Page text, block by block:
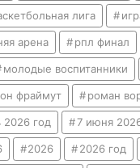
лига
арена рпл финал
молодые воспитанники
фраймут роман
2026 год 7 июня
2026 2026 год